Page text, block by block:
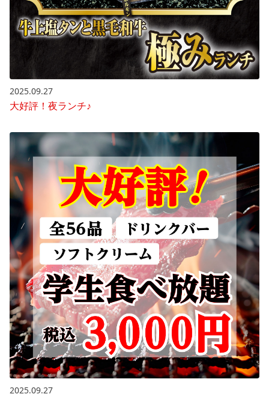
2025.09.27
大好評！夜ランチ♪
2025.09.27